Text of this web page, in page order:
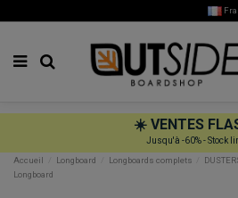
☀️ VENTES
Jusqu'à -60% - Stock
Accueil
Longboard Longboards complets
Longboard